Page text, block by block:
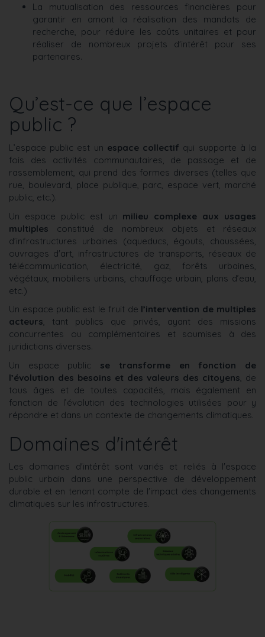
La mutualisation des ressources financières pour
garantir en amont la réalisation des mandats de
recherche, pour réduire les coûts unitaires et pour
réaliser de nombreux projets d'intérêt pour ses
partenaires.
Qu’est-ce que l’espace
public ?
L’espace public est un espace collectif qui supporte à la
fois des activités communautaires, de passage et de
rassemblement, qui prend des formes diverses (telles que
rue, boulevard, place publique, parc, espace vert, marché
public, etc.).
Un espace public est un milieu complexe aux usages
multiples constitué de nombreux objets et réseaux
d’infrastructures urbaines (aqueducs, égouts, chaussées,
ouvrages d'art, infrastructures de transports, réseaux de
télécommunication, électricité, gaz, forêts urbaines,
végétaux, mobiliers urbains, chauffage urbain, plans d’eau,
etc.)
Un espace public est le fruit de l’intervention de multiples
acteurs, tant publics que privés, ayant des missions
concurrentes ou complémentaires et soumises à des
juridictions diverses.
Un espace public se transforme en fonction de
l’évolution des besoins et des valeurs des citoyens , de
tous âges et de toutes capacités, mais également en
fonction de l’évolution des technologies utilisées pour y
répondre et dans un contexte de changements climatiques.
Domaines d'intérêt
Les domaines d'intérêt sont variés et reliés à l'espace
public urbain dans une perspective de développement
durable et en tenant compte de l'impact des changements
climatiques sur les infrastructures.